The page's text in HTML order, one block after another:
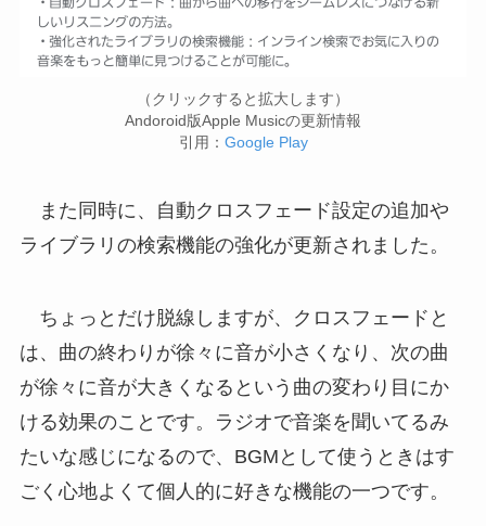
（クリックすると拡大します）
Andoroid版Apple Musicの更新情報
引用： Google Play
また同時に、自動クロスフェード設定の追加や
ライブラリの検索機能の強化が更新されました。
ちょっとだけ脱線しますが、クロスフェードと
は、曲の終わりが徐々に音が小さくなり、次の曲
が徐々に音が大きくなるという曲の変わり目にか
ける効果のことです。ラジオで音楽を聞いてるみ
たいな感じになるので、BGMとして使うときはす
ごく心地よくて個人的に好きな機能の一つです。